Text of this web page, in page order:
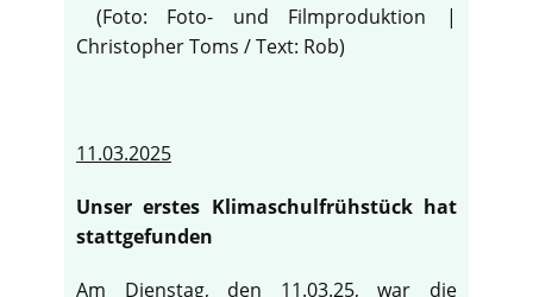
(Foto: Foto- und Filmproduktion |
Christopher Toms / Text: Rob)
11.03.2025
Unser erstes Klimaschulfrühstück hat
stattgefunden
Am Dienstag, den 11.03.25, war die